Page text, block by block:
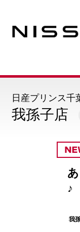
我孫子店
日産プリンス千
♪
我